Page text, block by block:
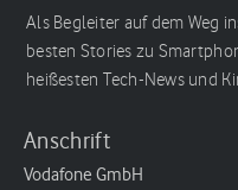
Als Begleiter auf dem Weg
besten Stories zu
heißesten Tech-News und
Anschrift
Vodafone GmbH